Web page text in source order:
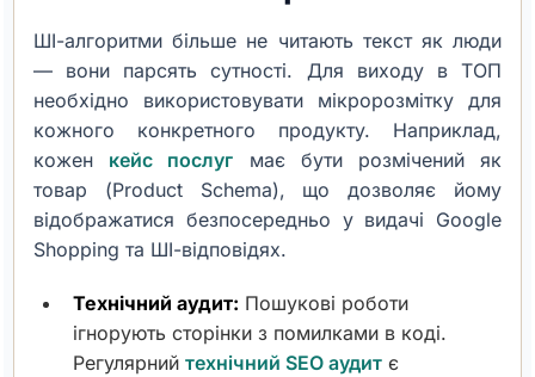
ШІ-алгоритми більше не читають текст як люди
— вони парсять сутності. Для виходу в ТОП
необхідно використовувати мікророзмітку для
кожного конкретного продукту. Наприклад,
кожен кейс послуг має бути розмічений як
товар (Product Schema), що дозволяє йому
відображатися безпосередньо у видачі Google
Shopping та ШІ-відповідях.
Технічний аудит: Пошукові роботи
ігнорують сторінки з помилками в коді.
Регулярнийтехнічний SEO аудит є